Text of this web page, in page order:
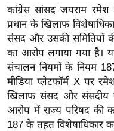
ष
ज्ञ
रा
य
ब
ज
ट
खे
कांग्रेस सांसद जयराम रमेश ने
प्रधान के खिलाफ
संसद और उसकी समितियों
का आरोप लगाया गया है।
संचालन नियमों के नियम
मीडिया प्लेटफॉर्म X पर
खिलाफ संसद और संसदीय
आरोप में राज्य परिषद की
187 के तहत विशेषाधिकार का